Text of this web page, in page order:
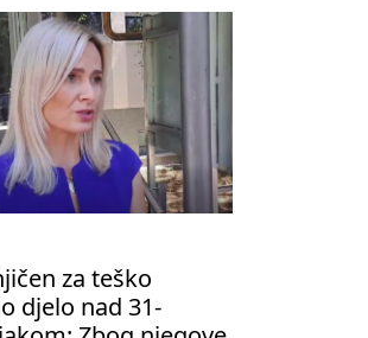
za teško
djelo nad 31-